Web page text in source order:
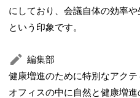
にしており、会議自体の効率
という印象です。
編集部
健康増進のために特別なアクテ
オフィスの中に自然と健康増